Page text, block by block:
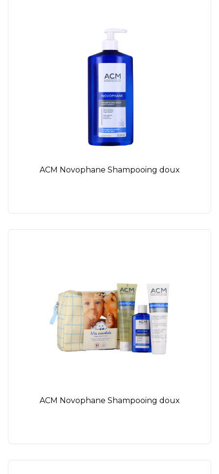
ACM Novophane Shampooing doux
ACM Novophane Shampooing doux